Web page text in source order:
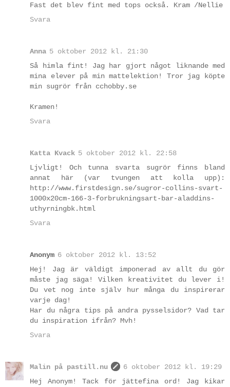
Fast det blev fint med tops också. Kram /Nellie
Svara
Anna 5 oktober 2012 kl. 21:30
Så himla fint! Jag har gjort något liknande med
mina elever på min mattelektion! Tror jag köpte
min sugrör från cchobby.se
Kramen!
Svara
Katta Kvack 5 oktober 2012 kl. 22:58
Ljvligt! Och tunna svarta sugrör finns bland
annat här (var tvungen att kolla upp):
http://www.firstdesign.se/sugror-collins-svart-
1000x20cm-166-3-forbrukningsart-bar-aladdins-
uthyrningbk.html
Svara
Anonym 6 oktober 2012 kl. 13:52
Hej! Jag är väldigt imponerad av allt du gör
måste jag säga! Vilken kreativitet du lever i!
Du vet nog inte själv hur många du inspirerar
varje dag!
Har du några tips på andra pysselsidor? Vad tar
du inspiration ifrån? Mvh!
Svara
Malin på pastill.nu
6 oktober 2012 kl. 19:29
Hej Anonym! Tack för jättefina ord! Jag kikar